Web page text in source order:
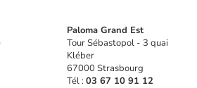
Paloma Grand Est
Tour Sébastopol - 3 quai
Kléber
67000 Strasbourg
Tél : 03 67 10 91 12